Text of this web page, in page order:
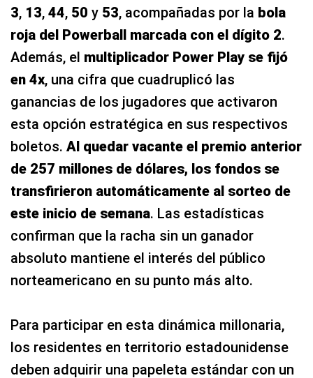
3, 13, 44, 50 y 53, acompañadas por la bola
roja del Powerball marcada con el dígito 2.
Además, el multiplicador Power Play se fijó
en 4x, una cifra que cuadruplicó las
ganancias de los jugadores que activaron
esta opción estratégica en sus respectivos
boletos. Al quedar vacante el premio anterior
de 257 millones de dólares, los fondos se
transfirieron automáticamente al sorteo de
este inicio de semana. Las estadísticas
confirman que la racha sin un ganador
absoluto mantiene el interés del público
norteamericano en su punto más alto.
Para participar en esta dinámica millonaria,
los residentes en territorio estadounidense
deben adquirir una papeleta estándar con un